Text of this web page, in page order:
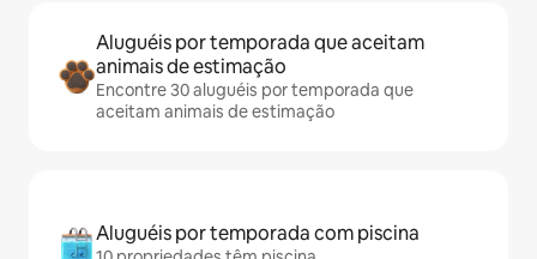
Aluguéis por temporada que aceitam
animais de estimação
Encontre 30 aluguéis por temporada que
aceitam animais de estimação
Aluguéis por temporada com piscina